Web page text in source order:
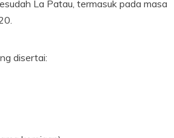
La Patau, termasuk pada masa
disertai: